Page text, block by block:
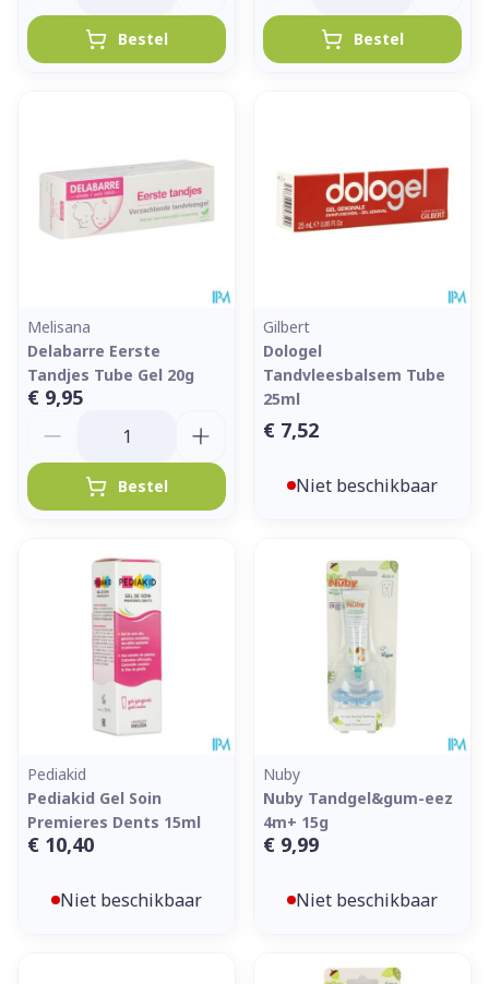
Bestel Bestel
Melisana
Delabarre Eerste
Tandjes Tube Gel 20g
€ 9,95
Bestel
Gilbert
Dologel
Tandvleesbalsem Tube
25ml
€ 7,52
Niet beschikbaar
Pediakid
Pediakid Gel Soin
Premieres Dents 15ml
€ 10,40
Niet beschikbaar
Nuby
Nuby Tandgel&gum-eez
4m+ 15g
€ 9,99
Niet beschikbaar